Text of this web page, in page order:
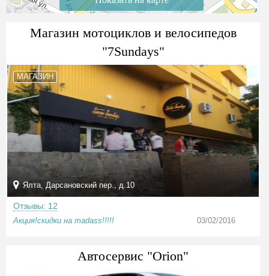
Магазин мотоциклов и велосипедов
"7Sundays"
МАГАЗИН
Ялта, Дарсановский пер., д.10
Отзывы: 12
Акция!скидки на madass!!!!! 03/02/2016
Автосервис "Orion"